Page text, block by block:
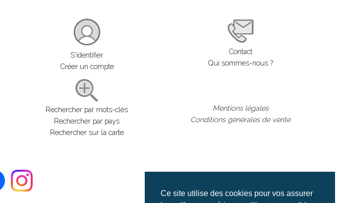
Ce site utilise des cookies pour vos assurer
S'identifier
Créer un compte
Rechercher par mots-clés
Rechercher par pays
Rechercher sur la carte
Contact
Qui sommes-nous ?
Mentions légales
Conditions générales de vente